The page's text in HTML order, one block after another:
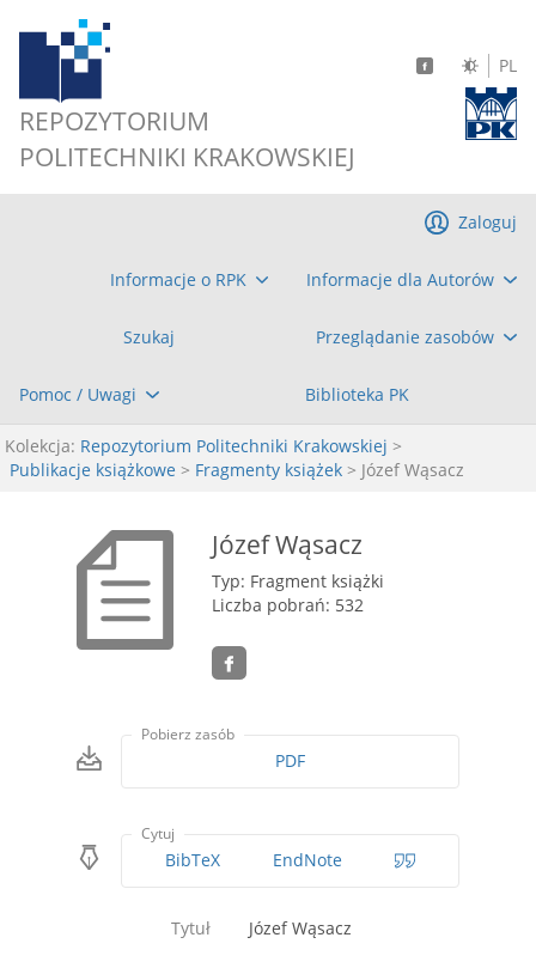
REPOZYTORIUM
POLITECHNIKI KRAKOWSKIEJ
PL
Informacje o RPK Informacje dla Autorów
Szukaj Przeglądanie zasobów
Pomoc / Uwagi Biblioteka PK
Zaloguj
Kolekcja: Repozytorium Politechniki Krakowskiej >
Publikacje książkowe > Fragmenty książek > Józef Wąsacz
Józef Wąsacz
Typ: Fragment książki
Liczba pobrań: 532
Pobierz zasób
PDF
Cytuj
BibTeX EndNote
Tytuł Józef Wąsacz